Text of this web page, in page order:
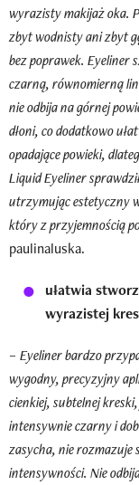
wyrazisty makijaż oka.
zbyt wodnisty ani zbyt
bez poprawek. Eyeliner
czarną, równomierną
nie odbija na górnej
dłoni, co dodatkowo
opadające powieki,
Liquid Eyeliner
utrzymując estetyczny
który z przyjemnością
paulinaluska.
ułatwia
wyrazistej
– Eyeliner bardzo
wygodny, precyzyjny
cienkiej, subtelnej
intensywnie czarny i
zasycha, nie rozmazuje
intensywności. Nie